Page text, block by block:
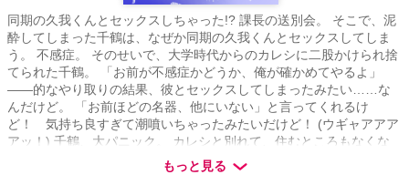
同期の久我くんとセックスしちゃった!? 課長の送別会。 そこで、泥
酔してしまった千鶴は、なぜか同期の久我くんとセックスしてしま
う。 不感症。 そのせいで、大学時代からのカレシに二股かけられ捨
てられた千鶴。 「お前が不感症かどうか、俺が確かめてやるよ」
――的なやり取りの結果、彼とセックスしてしまったみたい……な
んだけど。 「お前ほどの名器、他にいない」と言ってくれるけ
ど！ 気持ち良すぎて潮噴いちゃったみたいだけど！ (ウギャアアア
アッ！) 千鶴、大パニック。 カレシと別れて、住むところもなくな
った千鶴に、久我くんは「セフレとして同居」を提案してくれて。
その提案に乗った千鶴だけど。 (全然、手を出してこない) なん
もっと見る